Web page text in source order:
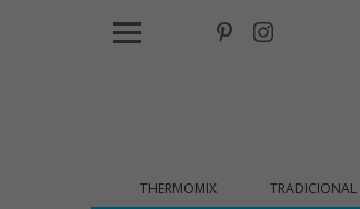
THERMOMIX TRADICIONAL